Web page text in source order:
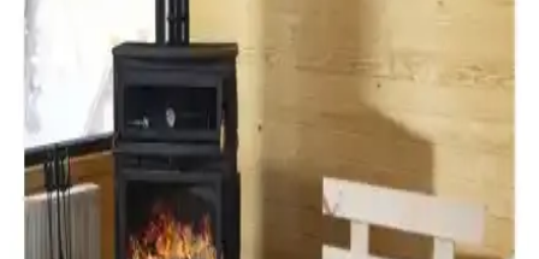
Avocado Armoni 90x190x13 cm ortopedik visco
yatak, katlanabilir ve pratik kullanım
Avocado Armoni yatak, yüksek kaliteli visco malzemesi, katlanabilir
tasarımı ve terletmeyen yüzeyiyle uyku konforunu artırır, küçük
alanlar ve taşımalar için idealdir.
WellMatt Diamond Visco Yatak 9 cm (80x180)
İnceleme: Konfor ve Dayanıklılık Puanı